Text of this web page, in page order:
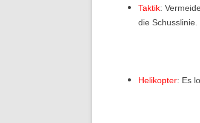
Taktik:
die
Helikopter: Es